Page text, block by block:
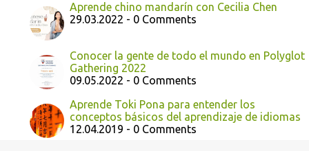
Aprende chino mandarín con Cecilia Chen
29.03.2022 - 0 Comments
Conocer la gente de todo el mundo en Polyglot
Gathering 2022
09.05.2022 - 0 Comments
Aprende Toki Pona para entender los
conceptos básicos del aprendizaje de idiomas
12.04.2019 - 0 Comments